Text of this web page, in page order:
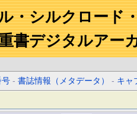
・シルクロード
書デジタルアー
号 -書誌情報（メタデータ） - キャ